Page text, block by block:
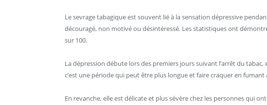
Le sevrage tabagique est souvent lié à la sensation dépressive
découragé, non motivé ou désintéressé. Les statistiques ont
sur 100.
La dépression débute lors des premiers jours suivant l’arrêt du
c’est une période qui peut être plus longue et faire craquer en fumant
En revanche, elle est délicate et plus sévère chez les personnes qui